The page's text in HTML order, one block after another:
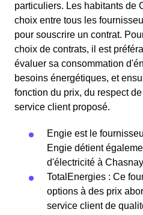
particuliers. Les habitants de
choix entre tous les
pour souscrire un contrat.
choix de contrats, il est
évaluer sa consommation
besoins énergétiques, et
fonction du prix, du respect
service client proposé.
Engie est le
Engie détient
d'électricité à
TotalEnergies : Ce
options à des prix
service client de